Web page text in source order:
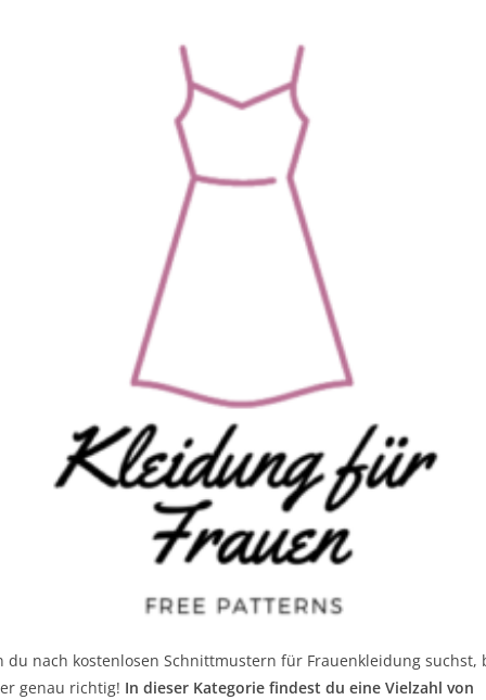
du nach kostenlosen Schnittmustern für Frauenkleidung suchst,
genau richtig! In dieser Kategorie findest du eine Vielzahl von